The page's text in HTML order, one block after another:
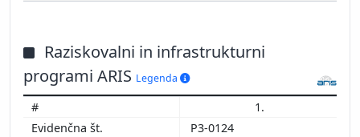
Raziskovalni in infrastrukturni
programi ARIS Legenda
1.
P3-0124